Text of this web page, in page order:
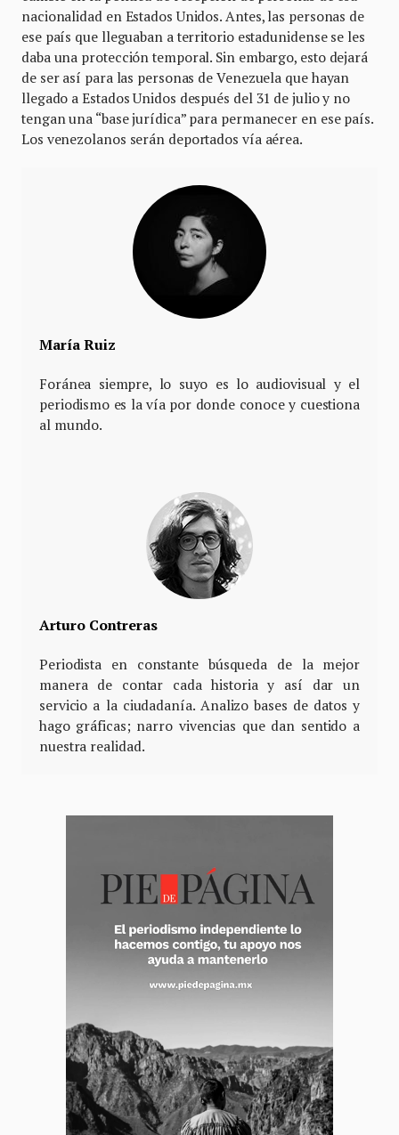
nacionalidad en Estados Unidos. Antes, las personas de
ese país que lleguaban a territorio estadunidense se les
daba una protección temporal. Sin embargo, esto dejará
de ser así para las personas de Venezuela que hayan
llegado a Estados Unidos después del 31 de julio y no
tengan una “base jurídica” para permanecer en ese país.
Los venezolanos serán deportados vía aérea.
María Ruiz
Foránea siempre, lo suyo es lo audiovisual y el
periodismo es la vía por donde conoce y cuestiona
al mundo.
Arturo Contreras
Periodista en constante búsqueda de la mejor
manera de contar cada historia y así dar un
servicio a la ciudadanía. Analizo bases de datos y
hago gráficas; narro vivencias que dan sentido a
nuestra realidad.